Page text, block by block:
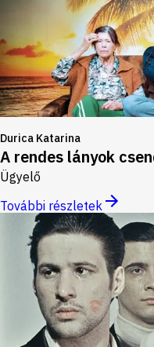
Durica Katarina
A rendes lányok
Ügyelő
További részletek